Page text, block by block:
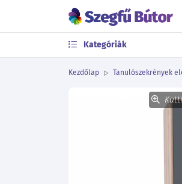
Kategóriák
Kezdőlap Tanulószekrények